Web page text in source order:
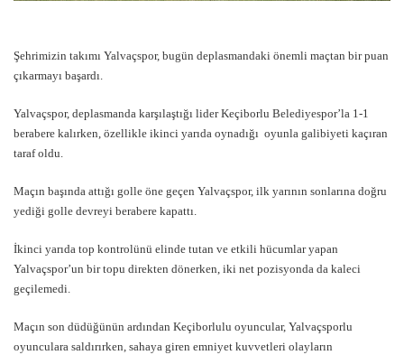
Şehrimizin takımı Yalvaçspor, bugün deplasmandaki önemli maçtan bir puan
çıkarmayı başardı.
Yalvaçspor, deplasmanda karşılaştığı lider Keçiborlu Belediyespor’la 1-1
berabere kalırken, özellikle ikinci yarıda oynadığı oyunla galibiyeti kaçıran
taraf oldu.
Maçın başında attığı golle öne geçen Yalvaçspor, ilk yarının sonlarına doğru
yediği golle devreyi berabere kapattı.
İkinci yarıda top kontrolünü elinde tutan ve etkili hücumlar yapan
Yalvaçspor’un bir topu direkten dönerken, iki net pozisyonda da kaleci
geçilemedi.
Maçın son düdüğünün ardından Keçiborlulu oyuncular, Yalvaçsporlu
oyunculara saldırırken, sahaya giren emniyet kuvvetleri olayların